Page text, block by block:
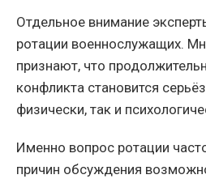
Отдельное внимание
ротации военнослужащих.
признают, что
конфликта становится
физически, так и
Именно вопрос ротации
причин обсуждения